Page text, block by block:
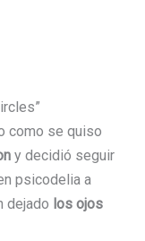
como se quiso
y decidió seguir
psicodelia a
dejado los ojos